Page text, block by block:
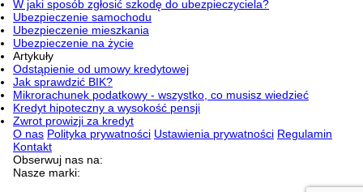
W jaki sposób zgłosić szkodę do ubezpieczyciela?
Ubezpieczenie samochodu
Ubezpieczenie mieszkania
Ubezpieczenie na życie
Artykuły
Odstąpienie od umowy kredytowej
Jak sprawdzić BIK?
Mikrorachunek podatkowy - wszystko, co musisz wiedzieć
Kredyt hipoteczny a wysokość pensji
Zwrot prowizji za kredyt
O nas Polityka prywatności Ustawienia prywatności Regulamin
Kontakt
Obserwuj nas na:
Nasze marki: